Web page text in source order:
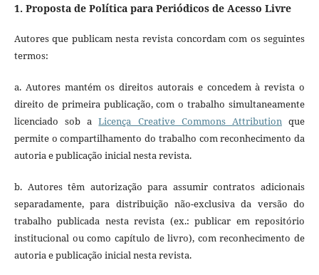
1. Proposta de Política para Periódicos de Acesso Livre
Autores que publicam nesta revista concordam com os seguintes
termos:
a. Autores mantém os direitos autorais e concedem à revista o
direito de primeira publicação, com o trabalho simultaneamente
licenciado sob aLicença Creative Commons Attributionque
permite o compartilhamento do trabalho com reconhecimento da
autoria e publicação inicial nesta revista.
b. Autores têm autorização para assumir contratos adicionais
separadamente, para distribuição não-exclusiva da versão do
trabalho publicada nesta revista (ex.: publicar em repositório
institucional ou como capítulo de livro), com reconhecimento de
autoria e publicação inicial nesta revista.